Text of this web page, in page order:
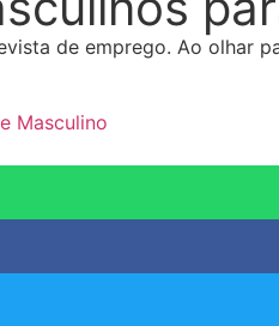
de emprego. Ao olhar
Masculino